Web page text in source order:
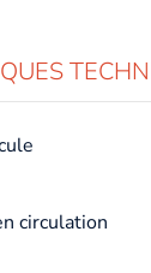
circulation